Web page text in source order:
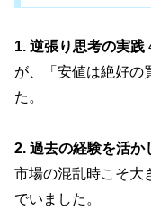
1. 逆張り思考の実践
が、「安値は絶好の
た。
2. 過去の経験を活か
市場の混乱時こそ大
でいました。